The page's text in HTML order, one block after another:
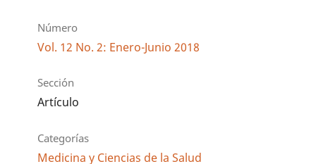
Número
Vol. 12 No. 2: Enero-Junio 2018
Sección
Artículo
Categorías
Medicina y Ciencias de la Salud